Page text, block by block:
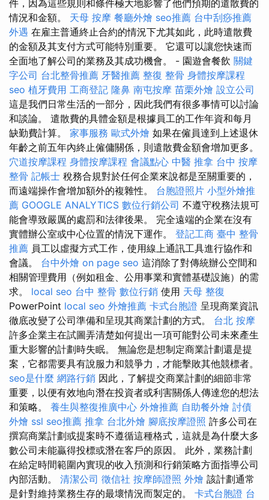
件，因為這些規則和條件極大地影響了他們預期的遣散費的
情況和金額。 天母 按摩 餐廳外燴 seo推薦 台中刮痧推薦
外遇 在雇主普通終止合約的情況下尤其如此，此時遣散費
的金額及其支付方式可能特別重要。 它還可以讓您快速而
全面地了解公司的業務及其成功機會。 - 園遊會餐飲 關鍵
字公司 台北整骨推薦 牙醫推薦 整復 整骨 身體按摩課程
seo 植牙費用 工商登記 隆鼻 南屯按摩 苗栗外燴 設立公司
這是我們日常生活的一部分，因此我們有很多事情可以討論
和談論。 遣散費的具體金額是根據員工的工作年資和每月
缺勤費計算。 家事服務 歐式外燴 如果在僱員達到上述退休
年齡之前五年內終止僱傭關係，則遣散費金額會增加更多。
穴道按摩課程 身體按摩課程 會議點心 中醫 推拿 台中 按摩
整骨 記帳士 稅務合規對於任何企業來說都是至關重要的，
而遠端操作會增加額外的複雜性。 台胞證照片 小型外燴推
薦 GOOGLE ANALYTICS 數位行銷公司 不遵守稅務法規可
能會導致嚴厲的處罰和法律後果。 完全遠端的企業在沒有
實體辦公室或中心位置的情況下運作。 登記工商 臺中 整骨
推薦 員工以虛擬方式工作，使用線上通訊工具進行協作和
會議。 台中外燴 on page seo 這消除了對傳統辦公空間和
相關管理費用（例如租金、公用事業和實體基礎設施）的需
求。 local seo 台中 整骨 數位行銷 使用 天母 整復
PowerPoint local seo 外燴推薦 卡式台胞證 呈現商業資訊
徹底改變了公司準備和呈現其商業計劃的方式。 台北 按摩
許多企業主在試圖弄清楚如何提出一項可能對公司未來產生
重大影響的計劃時失眠。 無論您是想制定商業計劃還是提
案，它都需要具有說服力和競爭力，才能擊敗其他競標者。
seo是什麼 網路行銷 因此，了解提交商業計劃的細節非常
重要，以便有效地向潛在投資者或利害關係人傳達您的想法
和策略。 養生與整復推廣中心 外燴推薦 自助餐外燴 討債
外燴 ssl seo推薦 推拿 台北外燴 腳底按摩證照 許多公司在
撰寫商業計劃或提案時不遵循這種格式，這就是為什麼大多
數公司未能贏得投標或潛在客戶的原因。 此外，業務計劃
在給定時間範圍內實現的收入預測和行銷策略方面指導公司
內部活動。 清潔公司 徵信社 按摩師證照 外燴 該計劃通常
是針對維持業務生存的最壞情況而製定的。 卡式台胞證 台